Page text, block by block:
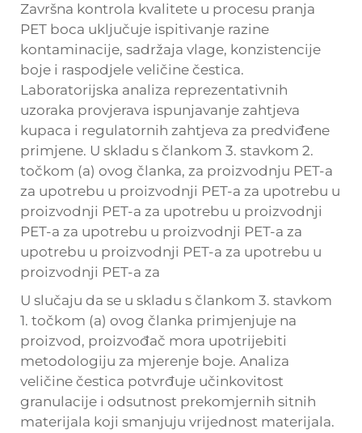
Završna kontrola kvalitete u procesu pranja
PET boca uključuje ispitivanje razine
kontaminacije, sadržaja vlage, konzistencije
boje i raspodjele veličine čestica.
Laboratorijska analiza reprezentativnih
uzoraka provjerava ispunjavanje zahtjeva
kupaca i regulatornih zahtjeva za predviđene
primjene. U skladu s člankom 3. stavkom 2.
točkom (a) ovog članka, za proizvodnju PET-a
za upotrebu u proizvodnji PET-a za upotrebu u
proizvodnji PET-a za upotrebu u proizvodnji
PET-a za upotrebu u proizvodnji PET-a za
upotrebu u proizvodnji PET-a za upotrebu u
proizvodnji PET-a za
U slučaju da se u skladu s člankom 3. stavkom
1. točkom (a) ovog članka primjenjuje na
proizvod, proizvođač mora upotrijebiti
metodologiju za mjerenje boje. Analiza
veličine čestica potvrđuje učinkovitost
granulacije i odsutnost prekomjernih sitnih
materijala koji smanjuju vrijednost materijala.